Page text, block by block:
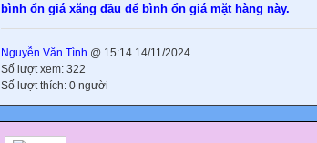
bình ổn giá xăng dầu để bình ổn giá mặt hàng này.
Nguyễn Văn Tình @ 15:14 14/11/2024
Số lượt xem: 322
Số lượt thích: 0 người